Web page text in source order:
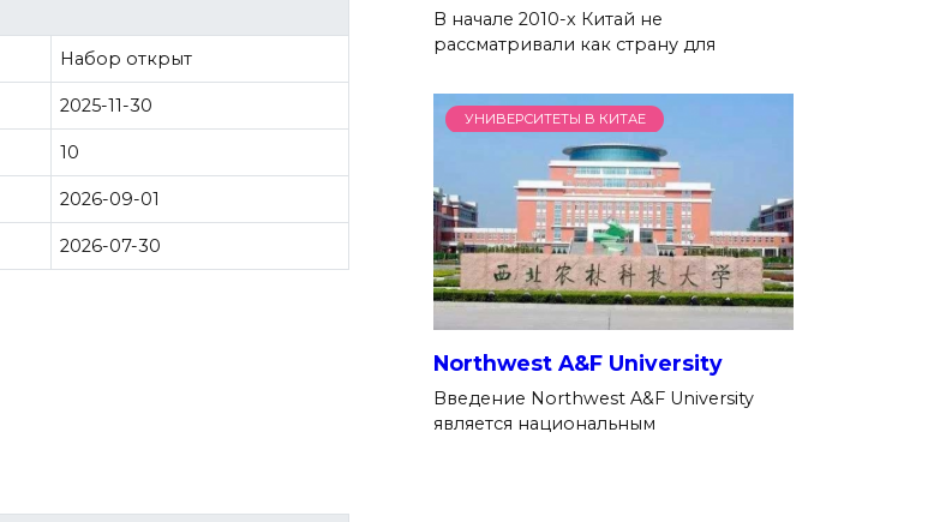
Набор открыт
2025-11-30
10
2026-09-01
2026-07-30
В начале 2010-х Китай не
рассматривали как страну для
УНИВЕРСИТЕТЫ В КИТАЕ
Northwest A&F University
Введение Northwest A&F University
является национальным